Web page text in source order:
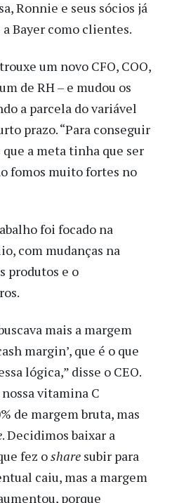
Ronnie e seus sócios já
Bayer como clientes.
um novo CFO, COO,
de RH – e mudou os
a parcela do variável
prazo. “Para conseguir
a meta tinha que ser
fomos muito fortes no
foi focado na
com mudanças na
produtos e o
mais a margem
margin’, que é o que
lógica,” disse o CEO.
vitamina C
de margem bruta, mas
. Decidimos baixar a
fez oshare subir para
caiu, mas a margem
porque